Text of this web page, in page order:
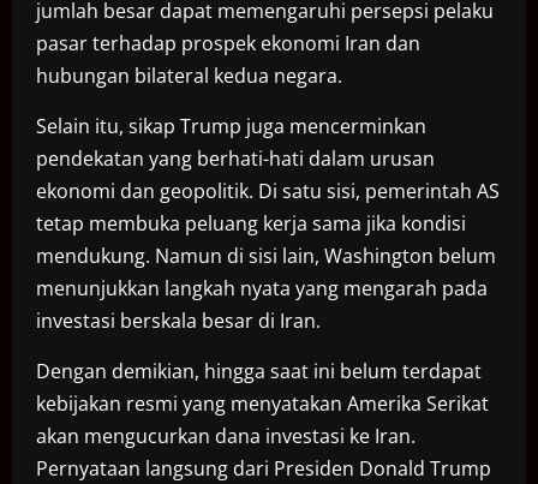
jumlah besar dapat memengaruhi persepsi pelaku
pasar terhadap prospek ekonomi Iran dan
hubungan bilateral kedua negara.
Selain itu, sikap Trump juga mencerminkan
pendekatan yang berhati-hati dalam urusan
ekonomi dan geopolitik. Di satu sisi, pemerintah AS
tetap membuka peluang kerja sama jika kondisi
mendukung. Namun di sisi lain, Washington belum
menunjukkan langkah nyata yang mengarah pada
investasi berskala besar di Iran.
Dengan demikian, hingga saat ini belum terdapat
kebijakan resmi yang menyatakan Amerika Serikat
akan mengucurkan dana investasi ke Iran.
Pernyataan langsung dari Presiden Donald Trump